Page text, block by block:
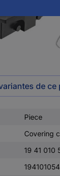
de ce
Piece
Covering
19 41 010